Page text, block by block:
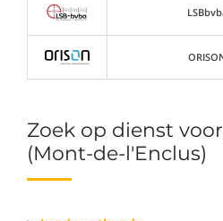
Zoek op dienst
(Mont-de-l'Enclus)